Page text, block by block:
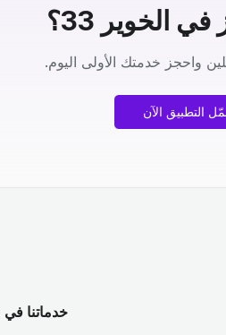
الخوير 33؟
واحجز خدمتك الأولى اليوم.
التطبيق الآن
خدماتنا